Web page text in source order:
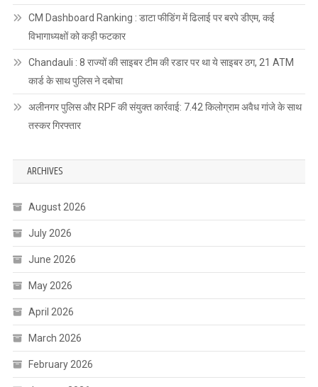
CM Dashboard Ranking : डाटा फीडिंग में ढिलाई पर बरपे डीएम, कई
विभागाध्यक्षों को कड़ी फटकार
Chandauli : 8 राज्यों की साइबर टीम की रडार पर था ये साइबर ठग, 21 ATM
कार्ड के साथ पुलिस ने दबोचा
अलीनगर पुलिस और RPF की संयुक्त कार्रवाई: 7.42 किलोग्राम अवैध गांजे के साथ
तस्कर गिरफ्तार
ARCHIVES
August 2026
July 2026
June 2026
May 2026
April 2026
March 2026
February 2026